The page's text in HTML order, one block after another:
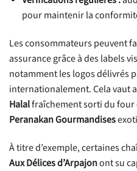
pour maintenir la
Les consommateurs peuvent
assurance grâce à des labels
notamment les logos délivrés
internationalement. Cela vaut
Halalfraîchement sorti du four
Peranakan Gourmandises
À titre d’exemple, certaines
Aux Délices d’Arpajonont su